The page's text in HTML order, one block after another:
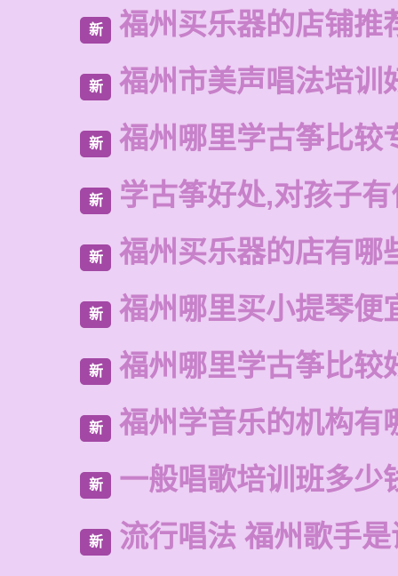
新 福州买乐器的店铺推
新 福州市美声唱法培训
新 福州哪里学古筝比较
新 学古筝好处,对孩子
新 福州买乐器的店有哪
新 福州哪里买小提琴便
新 福州哪里学古筝比较
新 福州学音乐的机构有
新 一般唱歌培训班多少
新 流行唱法 福州歌手是